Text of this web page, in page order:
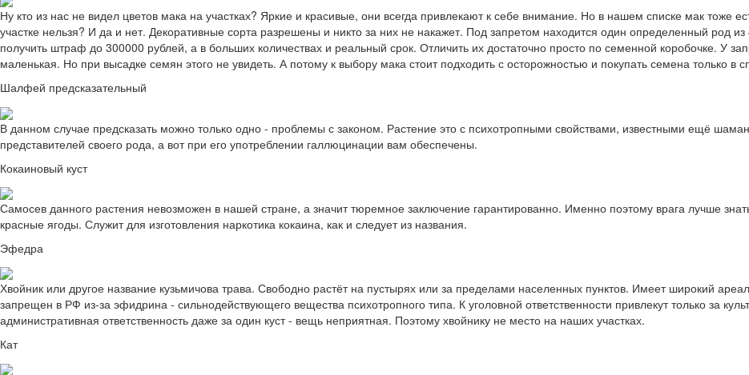
Ну кто из нас не видел цветов мака на участках? Яркие и красивые, они всегда привлекают к себе внимание. Но в нашем списке мак тоже
участке нельзя? И да и нет. Декоративные сорта разрешены и никто за них не накажет. Под запретом находится один определенный род
получить штраф до 300000 рублей, а в больших количествах и реальный срок. Отличить их достаточно просто по семенной коробочке. У
маленькая. Но при высадке семян этого не увидеть. А потому к выбору мака стоит подходить с осторожностью и покупать семена только в
Шалфей предсказательный
В данном случае предсказать можно только одно - проблемы с законом. Растение это с психотропными свойствами, известными ещё
представителей своего рода, а вот при его употреблении галлюцинации вам обеспечены.
Кокаиновый куст
Самосев данного растения невозможен в нашей стране, а значит тюремное заключение гарантированно. Именно поэтому врага лучше
красные ягоды. Служит для изготовления наркотика кокаина, как и следует из названия.
Эфедра
Хвойник или другое название кузьмичова трава. Свободно растёт на пустырях или за пределами населенных пунктов. Имеет широкий
запрещен в РФ из-за эфидрина - сильнодействующего вещества психотропного типа. К уголовной ответственности привлекут только за
административная ответственность даже за один куст - вещь неприятная. Поэтому хвойнику не место на наших участках.
Кат